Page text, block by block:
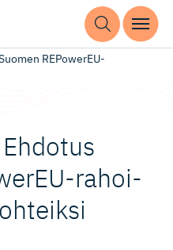
REPowerEU-
ra­hoi­